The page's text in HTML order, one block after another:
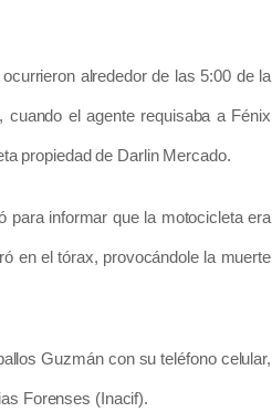
alrededor de las 5:00 de la
el agente requisaba a Fénix
propiedad de Darlin Mercado.
para informar que la motocicleta era
en el tórax, provocándole la muerte
Guzmán con su teléfono celular,
Forenses (Inacif).